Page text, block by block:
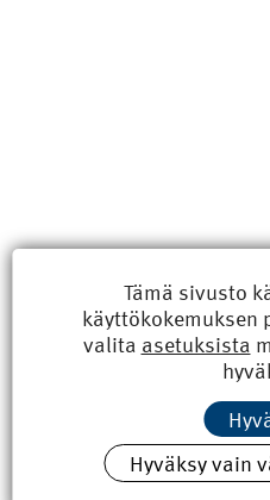
Kyberisku kiinteistötietoihin
8.6.2026 15:21
Tilaa uutiskirje
Tämä sivusto
käyttökokemuksen
valita asetuksista
Hyväksy vain